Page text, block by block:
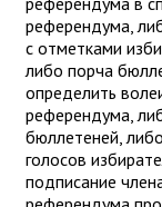
референдума,
с отметками
либо порча
определить
референдума,
бюллетеней,
голосов
подписание